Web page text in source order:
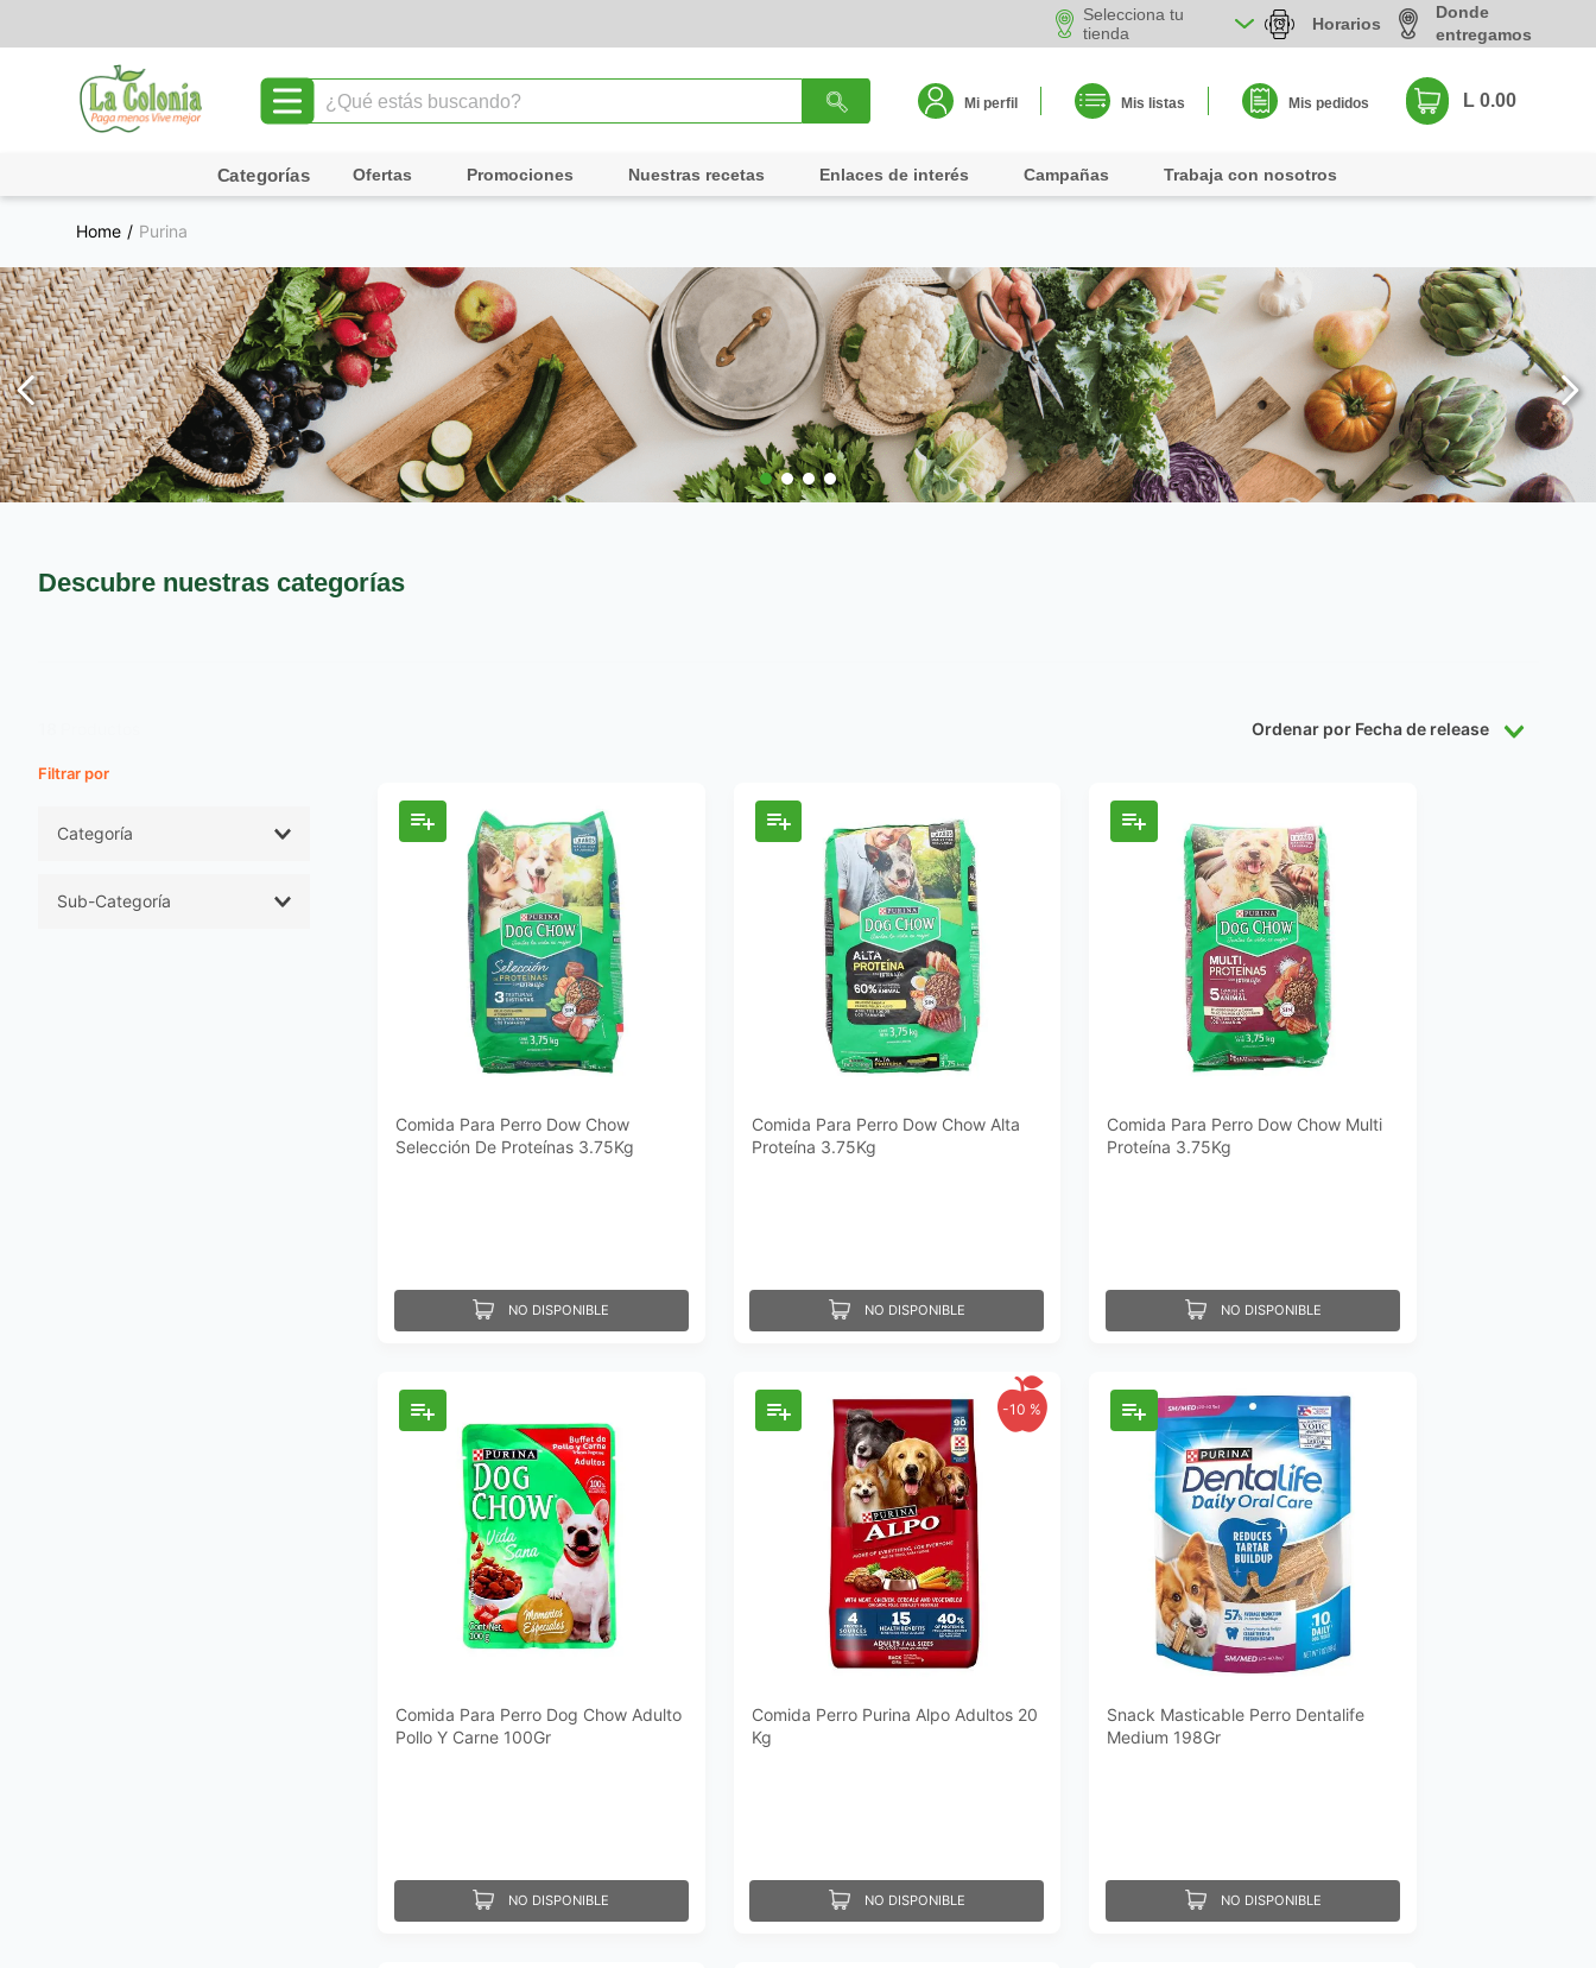
Selecciona tu
tienda
Horarios
Donde
entregamos
¿Qué estás buscando?
Mi perfil Mis listas Mis pedidos L 0.00
Ofertas Promociones Nuestras recetas Enlaces de interés Campañas Trabaja con nosotros
Purina
Descubre nuestras categorías
Ordenar por Fecha de release
Categoría
Sub-Categoría
Comida Para Perro Dow Chow
Selección De Proteínas 3.75Kg
NO DISPONIBLE
Comida Para Perro Dow Chow Alta
Proteína 3.75Kg
NO DISPONIBLE
Comida Para Perro Dow Chow Multi
Proteína 3.75Kg
NO DISPONIBLE
Comida Para Perro Dog Chow Adulto
Pollo Y Carne 100Gr
NO DISPONIBLE
-10 %
Comida Perro Purina Alpo Adultos 20
Kg
NO DISPONIBLE
Snack Masticable Perro Dentalife
Medium 198Gr
NO DISPONIBLE
TÉRMINOS MÁS BUSCADOS
1.
leche
2.
chocolate
3.
cafe
4.
queso
5.
pollo
6.
galletas
7.
shampoo
8.
yogurt
10. azucar